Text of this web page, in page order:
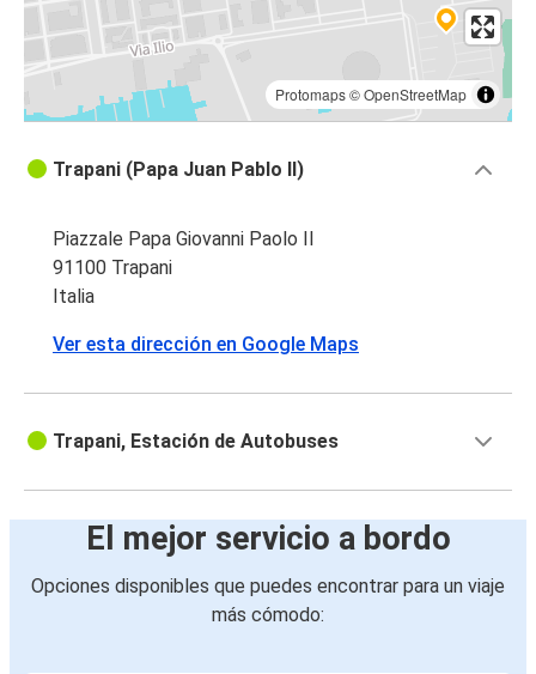
Protomaps©OpenStreetMap
Trapani (Papa Juan Pablo II)
Piazzale Papa Giovanni Paolo II
91100 Trapani
Italia
Ver esta dirección en Google Maps
Trapani, Estación de Autobuses
El mejor servicio a bordo
Opciones disponibles que puedes encontrar para un viaje
más cómodo: